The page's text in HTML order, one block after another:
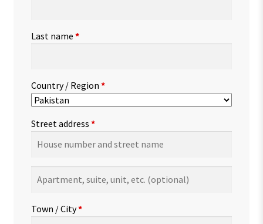
Last name *
Country / Region *
Street address *
suite,
etc.(optional)
Town / City*